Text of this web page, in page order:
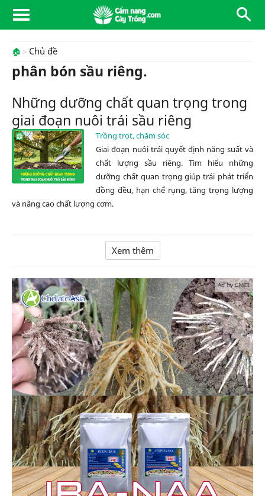
🏠 Chủ đề
phân bón sầu riêng.
Những dưỡng chất quan trọng trong
giai đoạn nuôi trái sầu riêng
Trồng trọt, chăm sóc
Giai đoạn nuôi trái quyết định năng suất và
chất lượng sầu riêng. Tìm hiểu những
dưỡng chất quan trọng giúp trái phát triển
đồng đều, hạn chế rụng, tăng trọng lượng
và nâng cao chất lượng cơm.
Xem thêm
Ad by CNCT